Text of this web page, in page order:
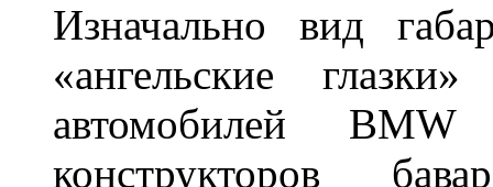
Изначально вид
«ангельские
автомобилей
конструкторов